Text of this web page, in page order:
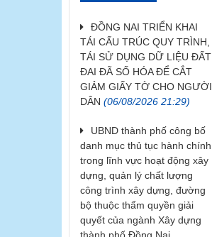
ĐỒNG NAI TRIỂN KHAI
TÁI CẤU TRÚC QUY TRÌNH,
TÁI SỬ DỤNG DỮ LIỆU ĐẤT
ĐAI ĐÃ SỐ HÓA ĐỂ CẮT
GIẢM GIẤY TỜ CHO NGƯỜI
DÂN (06/08/2026 21:29)
UBND thành phố công bố
danh mục thủ tục hành chính
trong lĩnh vực hoạt động xây
dựng, quản lý chất lượng
công trình xây dựng, đường
bộ thuộc thẩm quyền giải
quyết của ngành Xây dựng